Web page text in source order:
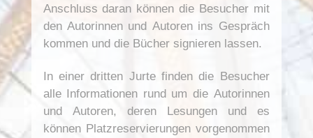
Anschluss daran können die Besucher mit
den Autorinnen und Autoren ins Gespräch
kommen und die Bücher signieren lassen.
In einer dritten Jurte finden die Besucher
alle Informationen rund um die Autorinnen
und Autoren, deren Lesungen und es
können Platzreservierungen vorgenommen